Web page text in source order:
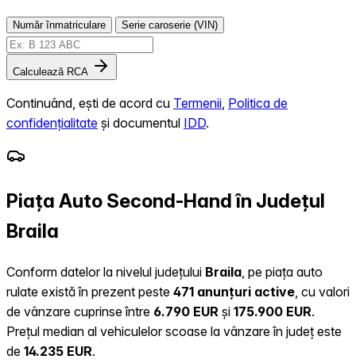
Număr înmatriculare Serie caroserie (VIN)
Calculează RCA
Continuând, ești de acord cu Termenii Politica de
confidențialitate și documentul IDD.
Piața Auto Second-Hand în Județul
Braila
Conform datelor la nivelul județului Braila , pe piața auto
rulate există în prezent peste 471 anunțuri active , cu valori
de vânzare cuprinse între 6.790 EUR și 175.900 EUR.
Prețul median al vehiculelor scoase la vânzare în județ este
de 14.235 EUR.